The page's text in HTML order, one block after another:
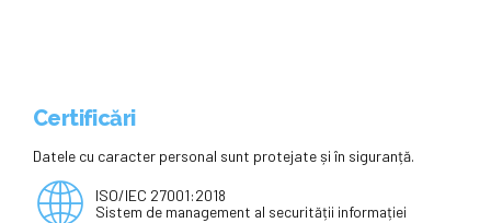
Certificări
Datele cu caracter personal sunt protejate și în siguranță.
ISO/IEC 27001:2018
Sistem de management al securității informației